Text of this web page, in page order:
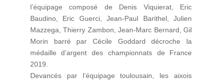
l’équipage composé de Denis Viquierat, Eric
Baudino, Eric Guerci, Jean-Paul Barithel, Julien
Mazzega, Thierry Zambon, Jean-Marc Bernard, Gil
Morin barré par Cécile Goddard décroche la
médaille d’argent des championnats de France
2019.
Devancés par l’équipage toulousain, les aixois